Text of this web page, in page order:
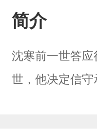
简介
沈寒前一世答
世，他决定信